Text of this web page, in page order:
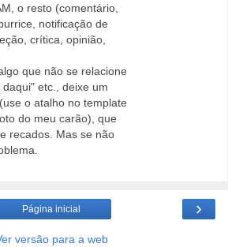
o resto (comentário,
notificação de
crítica, opinião,
que não se relacione
etc., deixe um
o atalho no template
do meu carão), que
recados. Mas se não
›
Página inicial
versão para a web